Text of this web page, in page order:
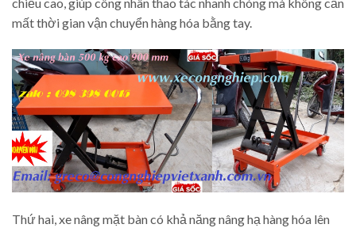
mất thời gian vận chuyển hàng hóa bằng tay.
Thứ hai, xe nâng mặt bàn có khả năng nâng hạ hàng hóa lên